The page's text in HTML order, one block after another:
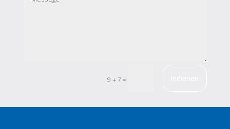
9 + 7 =